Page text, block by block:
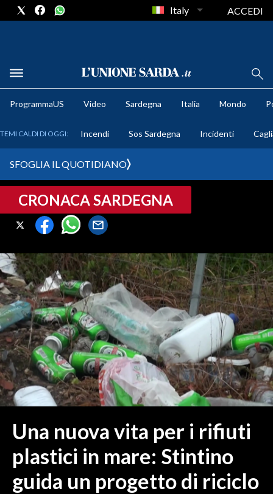
METEO
CRONACA SARDEGNA
CAGLIARI
SULCIS IGLESIENTE
MEDIO CAMPIDANO
ORISTANO E PROVINCIA
SASSARI E PROVINCIA
GALLURA
NUORO E PROVINCIA
OGLIASTRA
AGENDA
ITALIA
MONDO
POLITICA
Italy ACCEDI
ProgrammaUS Video Sardegna Italia Mondo
TEMI CALDI DI OGGI: Incendi Sos Sardegna Incidenti
SFOGLIA IL QUOTIDIANO
CRONACA SARDEGNA
Una nuova vita per i rifiuti
plastici in mare: Stintino
guida un progetto di riciclo